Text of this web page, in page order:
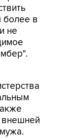
более в
не
внешней